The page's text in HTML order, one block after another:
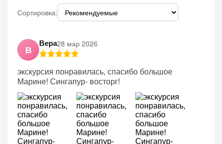
Сортировка:
В
Вера28 мар 2026
экскурсия понравилась, спасибо большое
Марине! Сингапур- восторг!